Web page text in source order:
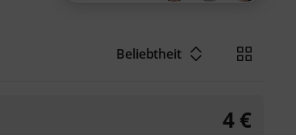
Beliebtheit
4 €